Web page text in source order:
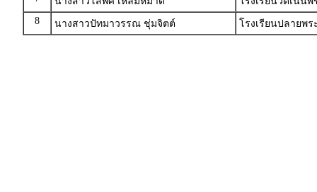
8
นางสาวปัทมาวรรณ ชุ่มจิตต์ โรงเรียนปลายพ